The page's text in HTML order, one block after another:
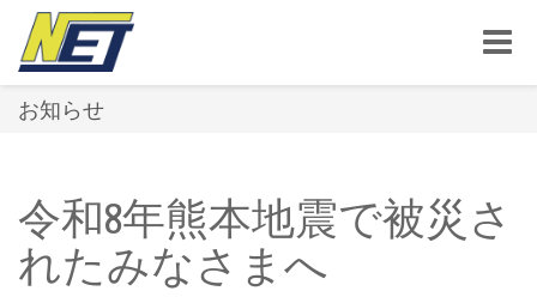
Toggle
お知らせ
令和8年熊本地震で被災さ
れたみなさまへ